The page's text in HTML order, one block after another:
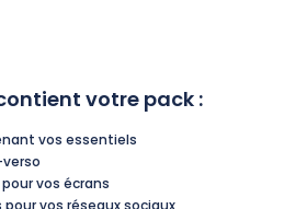
votre pack :
vos essentiels
vos écrans
vos réseaux sociaux